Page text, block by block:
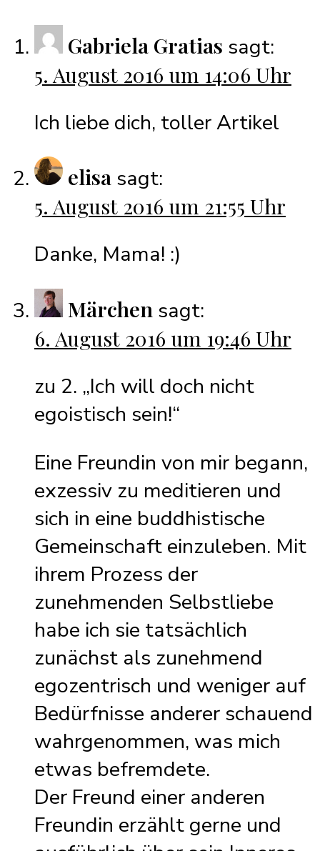
Gabriela Gratias sagt:
5. August 2016 um 14:06 Uhr
Ich liebe dich, toller Artikel
elisa sagt:
5. August 2016 um 21:55 Uhr
Danke, Mama! :)
Märchen sagt:
6. August 2016 um 19:46 Uhr
zu 2. „Ich will doch nicht
egoistisch sein!“
Eine Freundin von mir begann,
exzessiv zu meditieren und
sich in eine buddhistische
Gemeinschaft einzuleben. Mit
ihrem Prozess der
zunehmenden Selbstliebe
habe ich sie tatsächlich
zunächst als zunehmend
egozentrisch und weniger auf
Bedürfnisse anderer schauend
wahrgenommen, was mich
etwas befremdete.
Der Freund einer anderen
Freundin erzählt gerne und